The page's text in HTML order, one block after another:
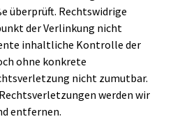
überprüft. Rechtswidrige
der Verlinkung nicht
inhaltliche Kontrolle der
ohne konkrete
nicht zumutbar.
werden wir
entfernen.